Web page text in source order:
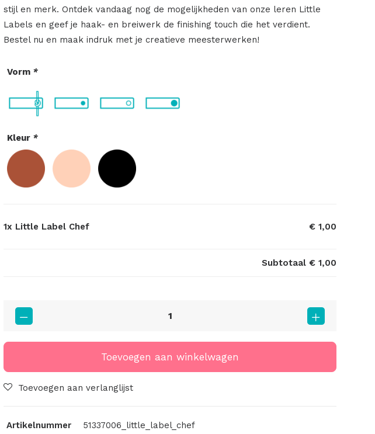
stijl en merk. Ontdek vandaag nog de mogelijkheden van onze leren Little
Labels en geef je haak- en breiwerk de finishing touch die het verdient.
Bestel nu en maak indruk met je creatieve meesterwerken!
Vorm *
Kleur *
1x Little Label Chef € 1,00
Subtotaal € 1,00
Little
Label
Toevoegen aan winkelwagen
Toevoegen aan verlanglijst
Artikelnummer
51337006_little_label_chef